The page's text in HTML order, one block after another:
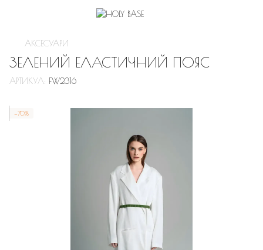
АКСЕСУАРИ
ЗЕЛЕНИЙ ЕЛАСТИЧНИЙ ПОЯС
АРТИКУЛ: FW2316
−70%